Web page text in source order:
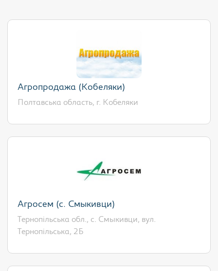
Агропродажа (Кобеляки)
Полтавська область, г. Кобеляки
Агросем (с. Смыкивци)
Тернопільська обл., с. Смыкивци, вул.
Тернопільська, 2Б